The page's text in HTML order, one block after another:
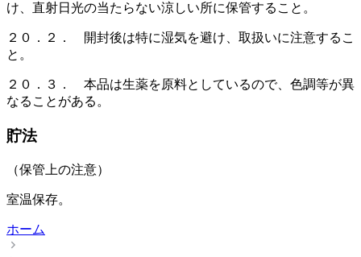
け、直射日光の当たらない涼しい所に保管すること。
２０．２． 開封後は特に湿気を避け、取扱いに注意するこ
と。
２０．３． 本品は生薬を原料としているので、色調等が異
なることがある。
貯法
（保管上の注意）
室温保存。
ホーム